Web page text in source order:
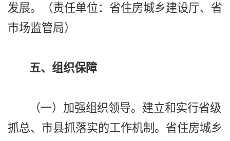
发展。（责任单位：省住房城乡建设厅、省
市场监管局）
五、组织保障
（一）加强组织领导。建立和实行省级
抓总、市县抓落实的工作机制。省住房城乡